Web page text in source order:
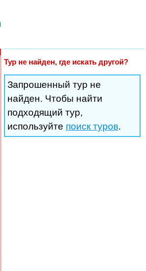
Тур не найден, где искать другой?
Запрошенный тур не
найден. Чтобы найти
подходящий тур,
используйте поиск туров.